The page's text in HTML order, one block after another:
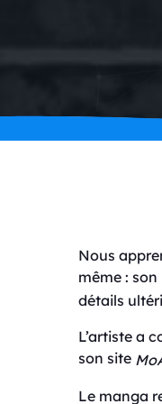
Nous
même :
détails
L’artiste a
son site
Le manga